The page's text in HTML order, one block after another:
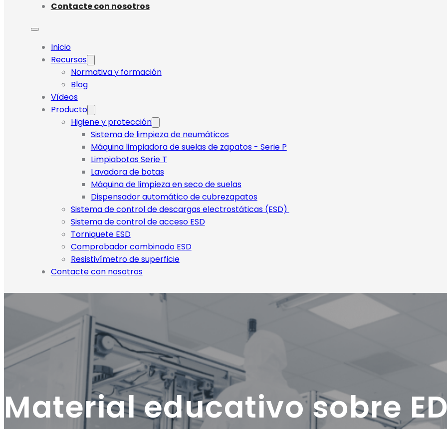
Contacte con nosotros
Inicio
Recursos
Normativa y formación
Blog
Vídeos
Producto
Higiene y protección
Sistema de limpieza de neumáticos
Máquina limpiadora de suelas de zapatos - Serie P
Limpiabotas Serie T
Lavadora de botas
Máquina de limpieza en seco de suelas
Dispensador automático de cubrezapatos
Sistema de control de descargas electrostáticas (ESD)
Sistema de control de acceso ESD
Torniquete ESD
Comprobador combinado ESD
Resistivímetro de superficie
Contacte con nosotros
Material educativo sobre